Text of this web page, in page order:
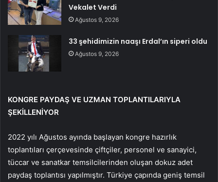
Vekalet Verdi
Ağustos 9, 2026
33 şehidimizin naaşı Erdal’ın siperi oldu
Ağustos 9, 2026
KONGRE PAYDAŞ VE UZMAN TOPLANTILARIYLA
ŞEKİLLENİYOR
2022 yılı Ağustos ayında başlayan kongre hazırlık
toplantıları çerçevesinde çiftçiler, personel ve sanayici,
tüccar ve sanatkar temsilcilerinden oluşan dokuz adet
paydaş toplantısı yapılmıştır. Türkiye çapında geniş temsil